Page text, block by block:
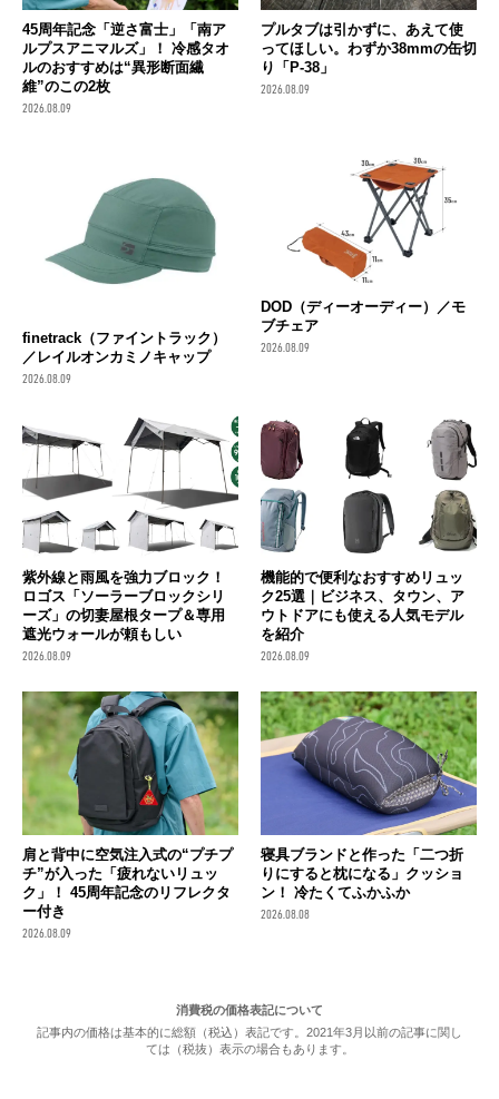
45周年記念「逆さ富士」「南ア
ルプスアニマルズ」！ 冷感タオ
ルのおすすめは“異形断面繊
維”のこの2枚
2026.08.09
プルタブは引かずに、あえて使
ってほしい。わずか38mmの缶切
り「P-38」
2026.08.09
finetrack（ファイントラック）
／レイルオンカミノキャップ
2026.08.09
DOD（ディーオーディー）／モ
ブチェア
2026.08.09
紫外線と雨風を強力ブロック！
ロゴス「ソーラーブロックシリ
ーズ」の切妻屋根タープ＆専用
遮光ウォールが頼もしい
2026.08.09
機能的で便利なおすすめリュッ
ク25選｜ビジネス、タウン、ア
ウトドアにも使える人気モデル
を紹介
2026.08.09
肩と背中に空気注入式の“プチプ
チ”が入った「疲れないリュッ
ク」！ 45周年記念のリフレクタ
ー付き
2026.08.09
寝具ブランドと作った「二つ折
りにすると枕になる」クッショ
ン！ 冷たくてふかふか
2026.08.08
消費税の価格表記について
記事内の価格は基本的に総額（税込）表記です。2021年3月以前の記事に関し
ては（税抜）表示の場合もあります。